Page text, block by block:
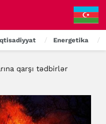
Energetika
qarşı tədbirlər